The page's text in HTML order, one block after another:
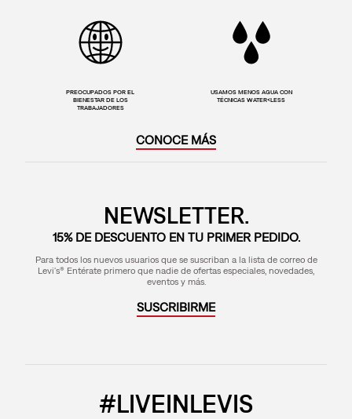
PREOCUPADOS POR EL
BIENESTAR DE LOS
TRABAJADORES
USAMOS MENOS AGUA CON
TÉCNICAS WATER<LESS
CONOCE MÁS
NEWSLETTER.
15% DE DESCUENTO EN TU PRIMER PEDIDO.
Para todos los nuevos usuarios que se suscriban a la lista de correo de
Levi's® Entérate primero que nadie de ofertas especiales, novedades,
eventos y más.
SUSCRIBIRME
#LIVEINLEVIS